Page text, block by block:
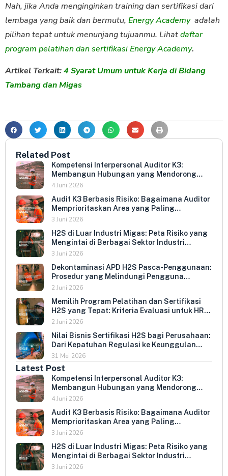
Nah, jika Anda menginginkan training dan sertifikasi dari
lembaga yang baik dan bermutu, Energy Academy adalah
pilihan tepat untuk menunjang tujuanmu. Lihatdaftar
program pelatihan dan sertifikasi Energy Academy.
Artikel Terkait:4 Syarat Umum untuk Kerja di Bidang
Tambang dan Migas
Related Post
Kompetensi Interpersonal Auditor K3:
Membangun Hubungan yang Mendorong
Keterbukaan dan Kepatuhan Sukarela
4 Juni 2026
Audit K3 Berbasis Risiko: Bagaimana Auditor
Memprioritaskan Area yang Paling
Menentukan Kepatuhan Perusahaan
3 Juni 2026
H2S di Luar Industri Migas: Peta Risiko yang
Mengintai di Berbagai Sektor Industri
Indonesia
3 Juni 2026
Dekontaminasi APD H2S Pasca-Penggunaan:
Prosedur yang Melindungi Pengguna
Berikutnya dan Memperpanjang Umur
2 Juni 2026
Memilih Program Pelatihan dan Sertifikasi
H2S yang Tepat: Kriteria Evaluasi untuk HR
dan HSE Manager
2 Juni 2026
Nilai Bisnis Sertifikasi H2S bagi Perusahaan:
Dari Kepatuhan Regulasi ke Keunggulan
Kompetitif
31 Mei 2026
Latest Post
Kompetensi Interpersonal Auditor K3:
Membangun Hubungan yang Mendorong
Keterbukaan dan Kepatuhan Sukarela
4 Juni 2026
Audit K3 Berbasis Risiko: Bagaimana Auditor
Memprioritaskan Area yang Paling
Menentukan Kepatuhan Perusahaan
3 Juni 2026
H2S di Luar Industri Migas: Peta Risiko yang
Mengintai di Berbagai Sektor Industri
Indonesia
3 Juni 2026